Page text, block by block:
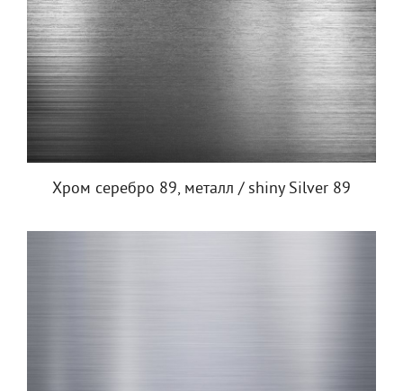
Хром серебро 89, металл / shiny Silver 89